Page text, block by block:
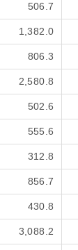
506.7
1,382.0
806.3
2,580.8
502.6
555.6
312.8
856.7
430.8
3,088.2